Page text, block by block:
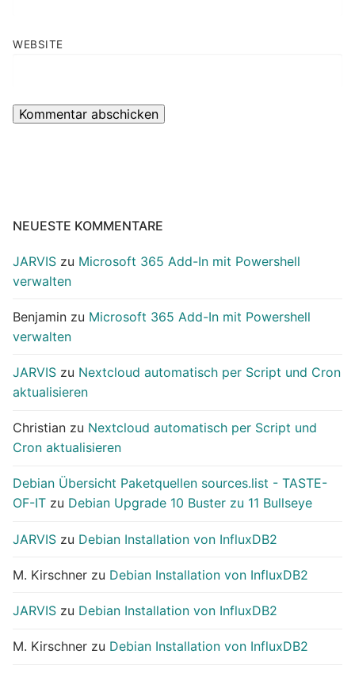
WEBSITE
NEUESTE KOMMENTARE
JARVIS zu Microsoft 365 Add-In mit Powershell
verwalten
Benjamin zu Microsoft 365 Add-In mit Powershell
verwalten
JARVIS zu Nextcloud automatisch per Script und Cron
aktualisieren
Christian zu Nextcloud automatisch per Script und
Cron aktualisieren
Debian Übersicht Paketquellen sources.list - TASTE-
OF-IT zu Debian Upgrade 10 Buster zu 11 Bullseye
JARVIS zu Debian Installation von InfluxDB2
M. Kirschner zu Debian Installation von InfluxDB2
JARVIS zu Debian Installation von InfluxDB2
M. Kirschner zu Debian Installation von InfluxDB2